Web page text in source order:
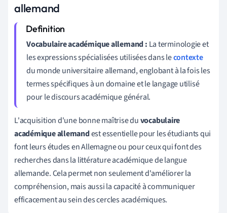
allemand
Vocabulaire académique allemand : La terminologie et
les expressions spécialisées utilisées dans lecontexte
du monde universitaire allemand, englobant à la fois les
termes spécifiques à un domaine et le langage utilisé
pour le discours académique général.
L'acquisition d'une bonne maîtrise duvocabulaire
académique allemandest essentielle pour les étudiants qui
font leurs études en Allemagne ou pour ceux qui font des
recherches dans la littérature académique de langue
allemande. Cela permet non seulement d'améliorer la
compréhension, mais aussi la capacité à communiquer
efficacement au sein des cercles académiques.